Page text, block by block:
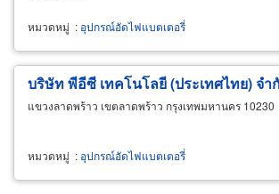
หมวดหมู่ : อุปกรณ์อัดไฟแบตเตอรี่
บริษัท พีอีซี เทคโนโลยี (ประเทศไทย) จำ
แขวงลาดพร้าว เขตลาดพร้าว กรุงเทพมหานคร 10230
หมวดหมู่ : อุปกรณ์อัดไฟแบตเตอรี่